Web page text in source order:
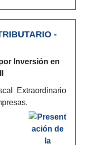
-
Inversión en
Extraordinario